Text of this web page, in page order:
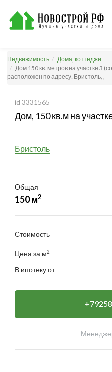
Недвижимость
Дома, коттеджи
Дом 150 кв. метров на участке 3
расположен по адресу: Бристоль, ,
id 3331565
Дом, 150 кв.м на
Бристоль
Общая
150 м2
Стоимость
Цена за м2
В ипотеку от